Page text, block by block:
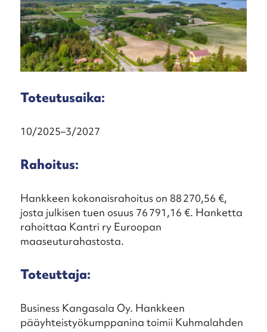
Toteutusaika:
10/2025–3/2027
Rahoitus:
Hankkeen kokonaisrahoitus on 88 270,56 €,
josta julkisen tuen osuus 76 791,16 €. Hanketta
rahoittaa Kantri ry Euroopan
maaseuturahastosta.
Toteuttaja:
Business Kangasala Oy. Hankkeen
pääyhteistyökumppanina toimii Kuhmalahden